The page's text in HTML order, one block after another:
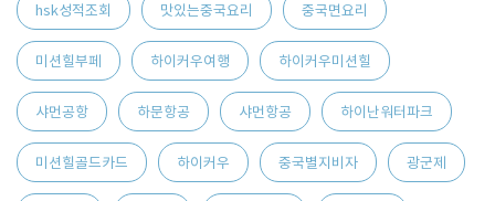
hsk성적조회 맛있는중국요리 중국면요리
미션힐부페 하이커우여행 하이커우미션힐
샤먼공항 하문항공 샤먼항공 하이난워터파크
미션힐골드카드 하이커우 중국별지비자 광군제